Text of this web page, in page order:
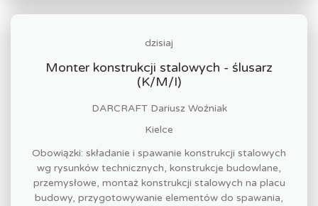
dzisiaj
Monter konstrukcji stalowych - ślusarz
(K/M/I)
DARCRAFT Dariusz Woźniak
Kielce
Obowiązki: składanie i spawanie konstrukcji stalowych
wg rysunków technicznych, konstrukcje budowlane,
przemysłowe, montaż konstrukcji stalowych na placu
budowy, przygotowywanie elementów do spawania,